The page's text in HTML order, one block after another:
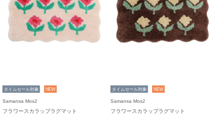
タイムセール対象 NEW
Samansa Mos2
フラワースカラップラグマット
タイムセール対象 NEW
Samansa Mos2
フラワースカラップラグマット